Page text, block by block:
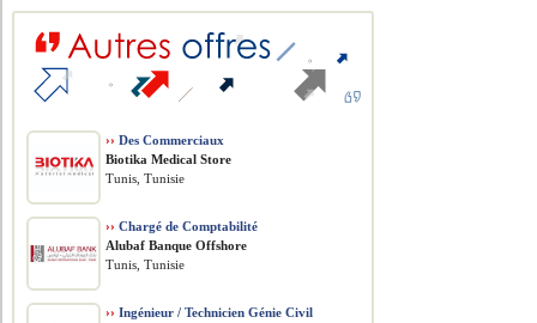
›› Des Commerciaux
Biotika Medical Store
Tunis, Tunisie
›› Chargé de Comptabilité
Alubaf Banque Offshore
Tunis, Tunisie
›› Ingénieur / Technicien Génie Civil